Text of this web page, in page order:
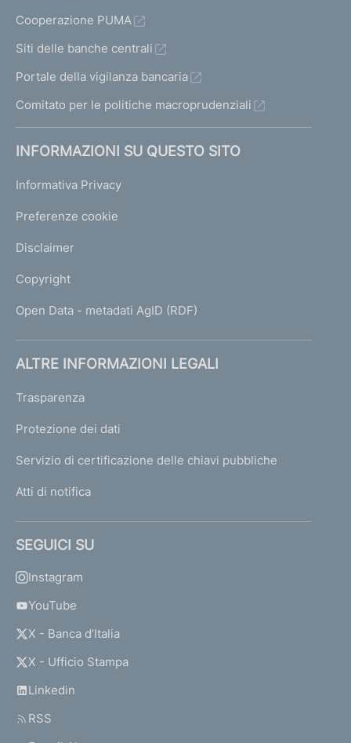
Cooperazione PUMA
Siti delle banche centrali
Portale della vigilanza bancaria
Comitato per le politiche macroprudenziali
INFORMAZIONI SU QUESTO SITO
Informativa Privacy
Preferenze cookie
Disclaimer
Copyright
Open Data - metadati AgID (RDF)
ALTRE INFORMAZIONI LEGALI
Trasparenza
Protezione dei dati
Servizio di certificazione delle chiavi pubbliche
Atti di notifica
SEGUICI SU
Instagram
YouTube
X - Banca d’Italia
X - Ufficio Stampa
Linkedin
RSS